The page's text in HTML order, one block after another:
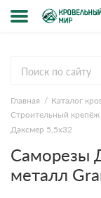
компании
и оплата
Главная Каталог
Строительный крепёж
Даксмер 5,5х32
Саморезы
металл